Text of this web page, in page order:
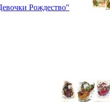
Рождество"